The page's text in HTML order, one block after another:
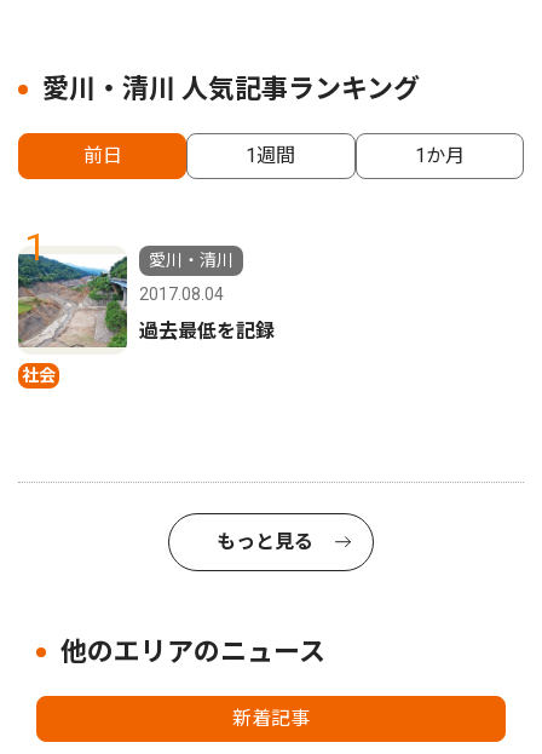
愛川・清川 人気記事ランキング
前日 1週間 1か月
1
社会
愛川・清川
2017.08.04
過去最低を記録
もっと見る
他のエリアのニュース
新着記事